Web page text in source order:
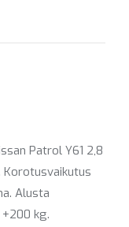
Patrol Y61 2,8
Korotusvaikutus
Alusta
+200 kg.